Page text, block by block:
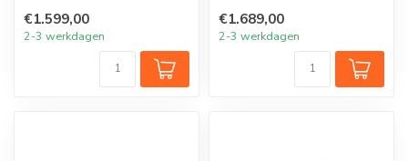
m...
€1.599,00
2-3 werkdagen
m...
€1.689,00
2-3 werkdagen